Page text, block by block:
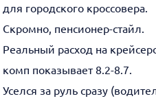
для городского кроссовера.
Скромно, пенсионер-стайл.
Реальный расход на
комп показывает 8.2-8.7.
Уселся за руль сразу